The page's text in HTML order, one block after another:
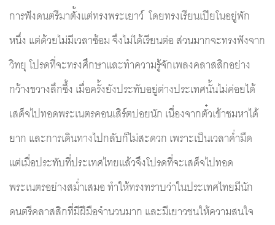
การฟังดนตรีมาตั้งแต่ทรงพระเยาว์  โดยทรงเรียนเปียโนอยู่พัก
หนึ่ง แต่ด้วยไม่มีเวลาซ้อม จึงไม่ได้เรียนต่อ ส่วนมากจะทรงฟังจาก
วิทยุ โปรดที่จะทรงศึกษาและทำความรู้จักเพลงคลาสสิกอย่าง
กว้างขวางลึกซึ้ง เมื่อครั้งยังประทับอยู่ต่างประเทศนั้นไม่ค่อยได้
เสด็จไปทอดพระเนตรคอนเสิร์ตบ่อยนัก เนื่องจากตั๋วเข้าชมหาได้
ยาก และการเดินทางไปกลับก็ไม่สะดวก เพราะเป็นเวลาค่ำมืด
แต่เมื่อประทับที่ประเทศไทยแล้วจึงโปรดที่จะเสด็จไปทอด
พระเนตรอย่างสม่ำเสมอ ทำให้ทรงทราบว่าในประเทศไทยมีนัก
ดนตรีคลาสสิกที่มีฝีมือจำนวนมาก และมีเยาวชนให้ความสนใจ